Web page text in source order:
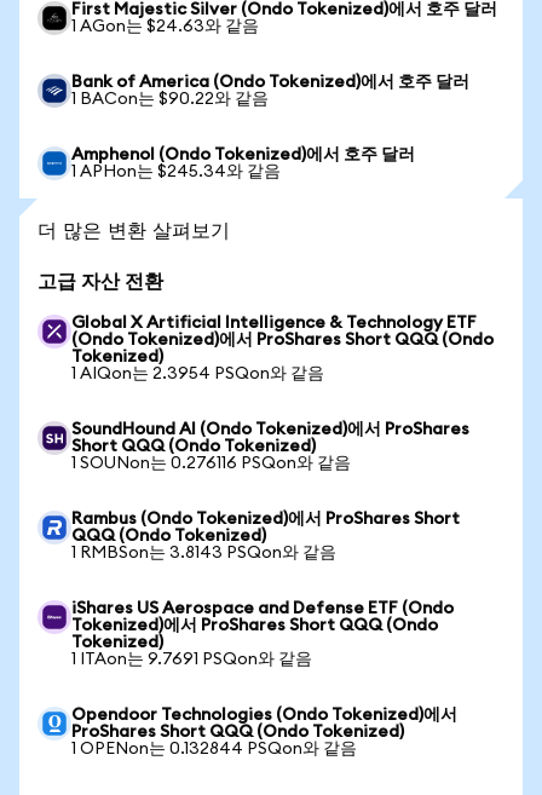
First Majestic Silver (Ondo Tokenized)에서 호주 달러
1 AGon는 $24.63와 같음
Bank of America (Ondo Tokenized)에서 호주 달러
1 BACon는 $90.22와 같음
Amphenol (Ondo Tokenized)에서 호주 달러
1 APHon는 $245.34와 같음
더 많은 변환 살펴보기
고급 자산 전환
Global X Artificial Intelligence & Technology ETF
(Ondo Tokenized)에서 ProShares Short QQQ (Ondo
Tokenized)
1 AIQon는 2.3954 PSQon와 같음
SoundHound AI (Ondo Tokenized)에서 ProShares
Short QQQ (Ondo Tokenized)
1 SOUNon는 0.276116 PSQon와 같음
Rambus (Ondo Tokenized)에서 ProShares Short
QQQ (Ondo Tokenized)
1 RMBSon는 3.8143 PSQon와 같음
iShares US Aerospace and Defense ETF (Ondo
Tokenized)에서 ProShares Short QQQ (Ondo
Tokenized)
1 ITAon는 9.7691 PSQon와 같음
Opendoor Technologies (Ondo Tokenized)에서
ProShares Short QQQ (Ondo Tokenized)
1 OPENon는 0.132844 PSQon와 같음